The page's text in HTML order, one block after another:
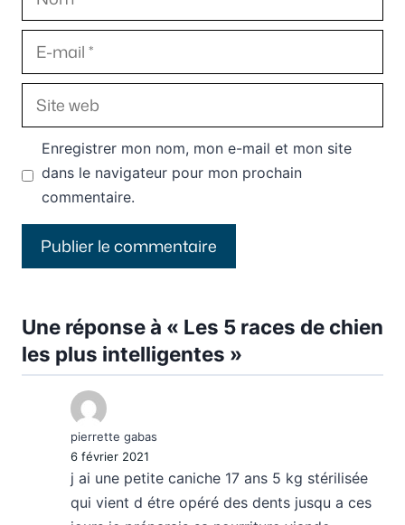
E-
mail
Site
web
Enregistrer mon nom, mon e-mail et mon site
dans le navigateur pour mon prochain
commentaire.
Une réponse à « Les 5 races de chien
les plus intelligentes »
pierrette gabas
6 février 2021
j ai une petite caniche 17 ans 5 kg stérilisée
qui vient d étre opéré des dents jusqu a ces